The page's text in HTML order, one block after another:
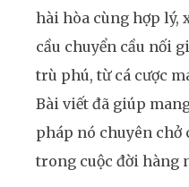
hài hòa cùng hợp lý,
cầu chuyển cầu nối
trù phú, từ cá cược
Bài viết đã giúp
pháp nó chuyên
trong cuộc đời hàng